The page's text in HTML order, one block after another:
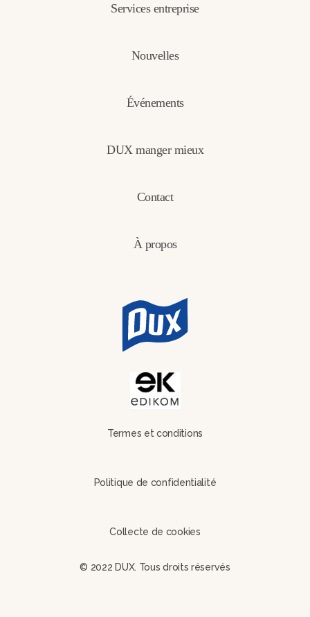
Services entreprise
Nouvelles
Événements
DUX manger mieux
Contact
À propos
Termes et conditions
Politique de confidentialité
Collecte de cookies
© 2022 DUX. Tous droits réservés